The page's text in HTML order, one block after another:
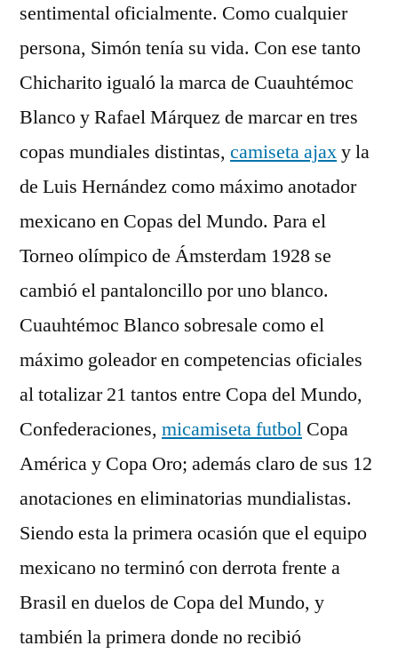
sentimental oficialmente. Como cualquier
persona, Simón tenía su vida. Con ese tanto
Chicharito igualó la marca de Cuauhtémoc
Blanco y Rafael Márquez de marcar en tres
copas mundiales distintas, camiseta ajaxy la
de Luis Hernández como máximo anotador
mexicano en Copas del Mundo. Para el
Torneo olímpico de Ámsterdam 1928 se
cambió el pantaloncillo por uno blanco.
Cuauhtémoc Blanco sobresale como el
máximo goleador en competencias oficiales
al totalizar 21 tantos entre Copa del Mundo,
Confederaciones, micamiseta futbol Copa
América y Copa Oro; además claro de sus 12
anotaciones en eliminatorias mundialistas.
Siendo esta la primera ocasión que el equipo
mexicano no terminó con derrota frente a
Brasil en duelos de Copa del Mundo, y
también la primera donde no recibió